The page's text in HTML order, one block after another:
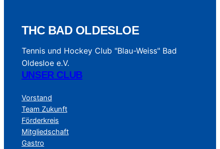
THC BAD OLDESLOE
Tennis und Hockey Club "Blau-Weiss" Bad
Oldesloe e.V.
UNSER CLUB
Vorstand
Team Zukunft
Förderkreis
Mitgliedschaft
Gastro